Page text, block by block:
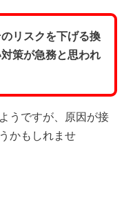
リスクを下げる換
策が急務と思われ
うですが、原因が接
かもしれませ